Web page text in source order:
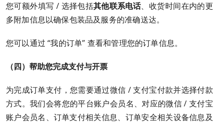
您可额外填写 / 选择包括其他联系电话、收货时间在内的更
多附加信息以确保包装品及服务的准确送达。
您可以通过 “我的订单” 查看和管理您的订单信息。
（四）帮助您完成支付与开票
为完成订单支付，您需要通过微信 / 支付宝付款并选择付款
方式。我们会将您的平台账户会员名、对应的微信 / 支付宝
账户会员名、订单支付相关信息、订单安全相关设备信息及